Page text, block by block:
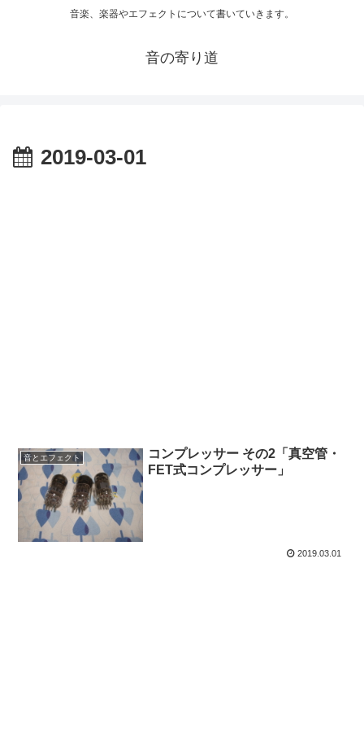
音楽、楽器やエフェクトについて書いていきます。
音の寄り道
2019-03-01
音とエフェクト
コンプレッサー その2「真空管・
FET式コンプレッサー」
2019.03.01